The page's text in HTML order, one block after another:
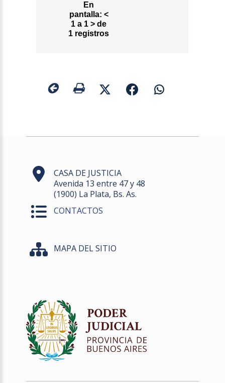
En
pantalla: <
1 a 1 > de
1 registros
CASA DE JUSTICIA
Avenida 13 entre 47 y 48
(1900) La Plata, Bs. As.
CONTACTOS
MAPA DEL SITIO